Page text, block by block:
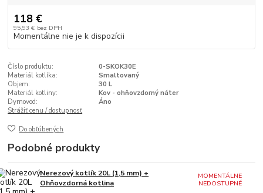
118 €
95,93 € bez DPH
Momentálne nie je k dispozícii
Číslo produktu:
0-SKOK30E
Materiál kotlíka:
Smaltovaný
Objem:
30 L
Materiál kotliny:
Kov - ohňovzdorný náter
Dymovod:
Áno
Strážiť cenu / dostupnosť
Do obľúbených
Podobné produkty
Nerezový kotlík 20L (1,5 mm) +
Ohňovzdorná kotlina
MOMENTÁLNE
NEDOSTUPNÉ